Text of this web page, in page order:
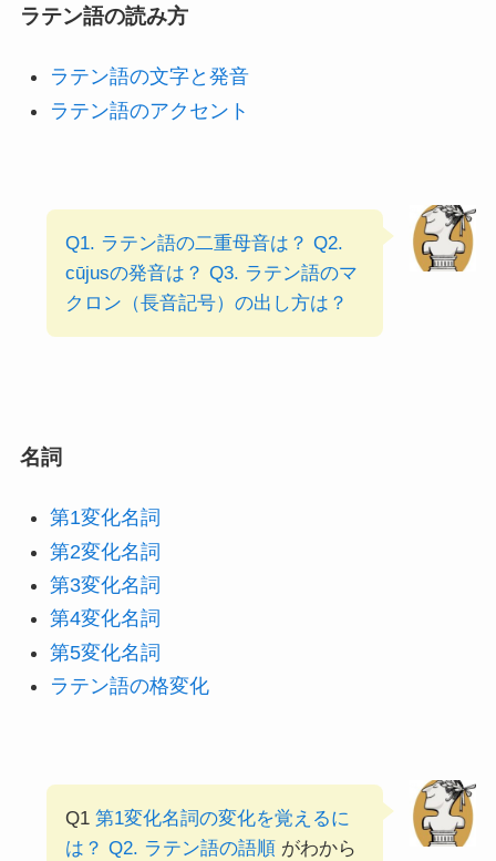
ラテン語の読み方
ラテン語の文字と発音
ラテン語のアクセント
Q1. ラテン語の二重母音は？ Q2.
cūjusの発音は？ Q3. ラテン語のマ
クロン（長音記号）の出し方は？
名詞
第1変化名詞
第2変化名詞
第3変化名詞
第4変化名詞
第5変化名詞
ラテン語の格変化
Q1 第1変化名詞の変化を覚えるに
は？ Q2. ラテン語の語順がわから